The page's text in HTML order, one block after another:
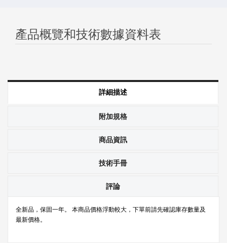
產品概覽和技術數據資料表
詳細描述
附加規格
商品資訊
技術手冊
評論
全新品，保固一年。 本商品價格浮動較大，下單前請先確認庫存數量及
最新價格。